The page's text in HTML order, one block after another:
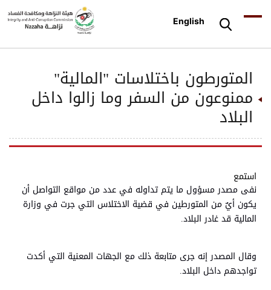
English
المتورطون باختلاسات "المالية"
ممنوعون من السفر وما زالوا داخل
البلاد
استمع
نفى مصدر مسؤول ما يتم تداوله في عدد من مواقع التواصل أن
يكون أيٌ من المتورطين في قضية الاختلاس التي جرت في وزارة
المالية قد غادر البلاد.
وقال المصدر إنه جرى متابعة ذلك مع الجهات المعنية التي أكدت
تواجدهم داخل البلاد.